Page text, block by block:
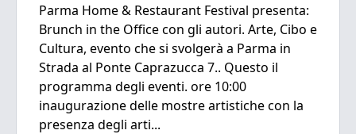
Parma Home & Restaurant Festival presenta:
Brunch in the Office con gli autori. Arte, Cibo e
Cultura, evento che si svolgerà a Parma in
Strada al Ponte Caprazucca 7.. Questo il
programma degli eventi. ore 10:00
inaugurazione delle mostre artistiche con la
presenza degli arti...